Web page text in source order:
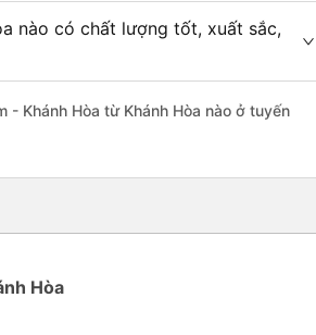
nào có chất lượng tốt, xuất sắc,
- Khánh Hòa từ Khánh Hòa nào ở tuyến
Hòa